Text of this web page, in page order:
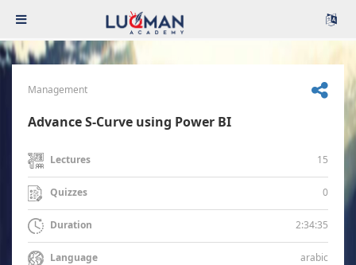
Management
Advance S-Curve using Power BI
Lectures 15
Quizzes 0
Duration 2:34:35
Language arabic